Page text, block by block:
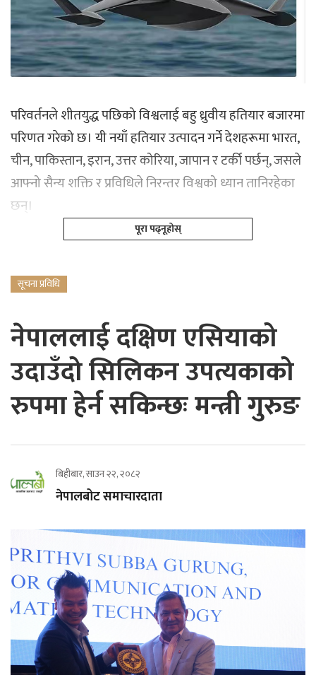
परिवर्तनले शीतयुद्ध पछिको विश्वलाई बहु ध्रुवीय हतियार बजारमा
परिणत गरेको छ। यी नयाँ हतियार उत्पादन गर्ने देशहरूमा भारत,
चीन, पाकिस्तान, इरान, उत्तर कोरिया, जापान र टर्की पर्छन्, जसले
आफ्नो सैन्य शक्ति र प्रविधिले निरन्तर विश्वको ध्यान तानिरहेका
छन्।
पूरा पढ्नूहोस्
सूचना प्रविधि
नेपाललाई दक्षिण एसियाको
उदाउँदो सिलिकन उपत्यकाको
रुपमा हेर्न सकिन्छः मन्त्री गुरुङ
बिहीबार, साउन २२, २०८२
नेपालबोट समाचारदाता